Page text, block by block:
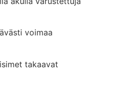
voimaa
takaavat